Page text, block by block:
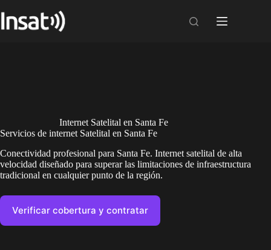
to
content
Internet Satelital en Santa Fe
Servicios de internet Satelital en Santa Fe
Conectividad profesional para Santa Fe. Internet satelital de alta
velocidad diseñado para superar las limitaciones de infraestructura
tradicional en cualquier punto de la región.
Verificar cobertura y contratar